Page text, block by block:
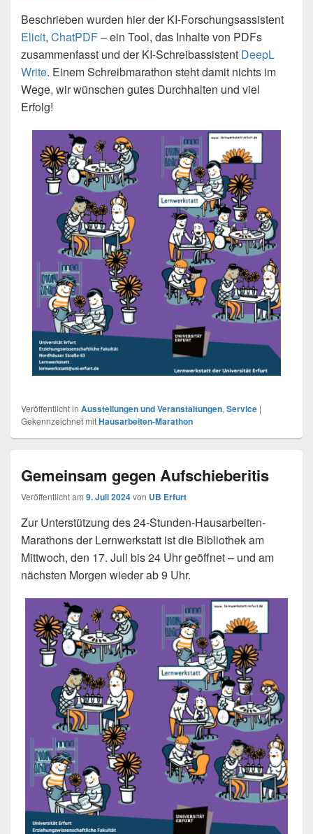
Beschrieben wurden hier der KI-Forschungsassistent
Elicit, ChatPDF– ein Tool, das Inhalte von PDFs
zusammenfasst und der KI-Schreibassistent DeepL
Write. Einem Schreibmarathon steht damit nichts im
Wege, wir wünschen gutes Durchhalten und viel
Erfolg!
Veröffentlicht in Ausstellungen und Veranstaltungen, Service |
Gekennzeichnet mitHausarbeiten-Marathon
Gemeinsam gegen Aufschieberitis
Veröffentlicht am 9. Juli 2024von UB Erfurt
Zur Unterstützung des 24-Stunden-Hausarbeiten-
Marathons der Lernwerkstatt ist die Bibliothek am
Mittwoch, den 17. Juli bis 24 Uhr geöffnet – und am
nächsten Morgen wieder ab 9 Uhr.